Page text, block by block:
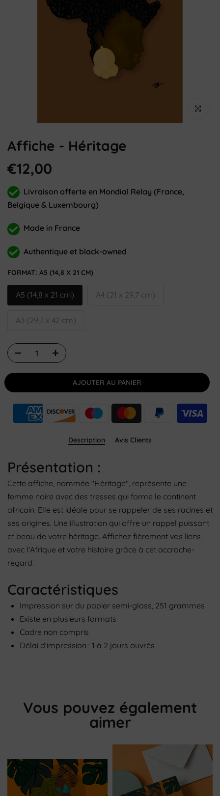
Cliquez
Affiche - Héritage
€12,00
Livraison offerte en Mondial Relay (France,
Belgique & Luxembourg)
Made in France
Authentique et black-owned
FORMAT: A5 (14,8 X 21 CM)
A5 (14,8 x 21 cm) A4 (21 x 29,7 cm)
A3 (29,7 x 42 cm)
AJOUTER AU PANIER
Description Avis Clients
Présentation :
Cette affiche, nommée "Héritage", représente une
femme noire avec des tresses qui forme le continent
africain. Elle est idéale pour se rappeler de ses racines et
ses origines. Une illustration qui offre un rappel puissant
et beau de votre héritage. Affichez fièrement vos liens
avec l'Afrique et votre histoire grâce à cet accroche-
regard.
Caractéristiques
Impression sur du papier semi-gloss, 251 grammes
Existe en plusieurs formats
Cadre non compris
Délai d'impression : 1 à 2 jours ouvrés
Vous pouvez également
aimer